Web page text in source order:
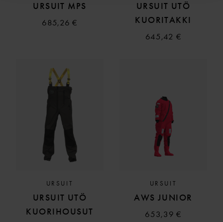
URSUIT MPS
685,26 €
URSUIT UTÖ
KUORITAKKI
645,42 €
URSUIT
URSUIT UTÖ
KUORIHOUSUT
URSUIT
AWS JUNIOR
653,39 €